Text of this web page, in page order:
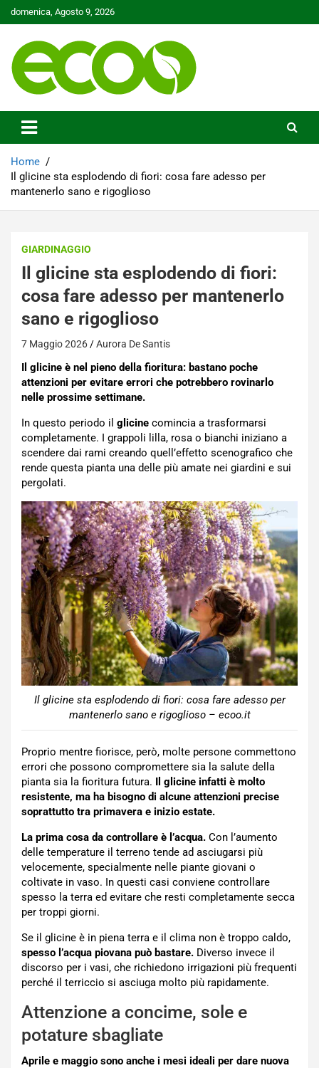
Skip
to
domenica, Agosto 9, 2026
Ecoo.it
Home
Il glicine sta esplodendo di fiori: cosa fare adesso per
mantenerlo sano e rigoglioso
GIARDINAGGIO
Il glicine sta esplodendo di fiori:
cosa fare adesso per mantenerlo
sano e rigoglioso
7 Maggio 2026 Aurora De Santis
Il glicine è nel pieno della fioritura: bastano poche
attenzioni per evitare errori che potrebbero rovinarlo
nelle prossime settimane.
In questo periodo il glicine comincia a trasformarsi
completamente. I grappoli lilla, rosa o bianchi iniziano a
scendere dai rami creando quell’effetto scenografico che
rende questa pianta una delle più amate nei giardini e sui
pergolati.
Il glicine sta esplodendo di fiori: cosa fare adesso per
mantenerlo sano e rigoglioso – ecoo.it
Proprio mentre fiorisce, però, molte persone commettono
errori che possono compromettere sia la salute della
pianta sia la fioritura futura. Il glicine infatti è molto
resistente, ma ha bisogno di alcune attenzioni precise
soprattutto tra primavera e inizio estate.
La prima cosa da controllare è l’acqua. Con l’aumento
delle temperature il terreno tende ad asciugarsi più
velocemente, specialmente nelle piante giovani o
coltivate in vaso. In questi casi conviene controllare
spesso la terra ed evitare che resti completamente secca
per troppi giorni.
Se il glicine è in piena terra e il clima non è troppo caldo,
spesso l’acqua piovana può bastare. Diverso invece il
discorso per i vasi, che richiedono irrigazioni più frequenti
perché il terriccio si asciuga molto più rapidamente.
Attenzione a concime, sole e
potature sbagliate
Aprile e maggio sono anche i mesi ideali per dare nuova